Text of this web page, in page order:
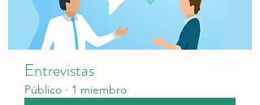
Entrevistas
Público · 1 miembro